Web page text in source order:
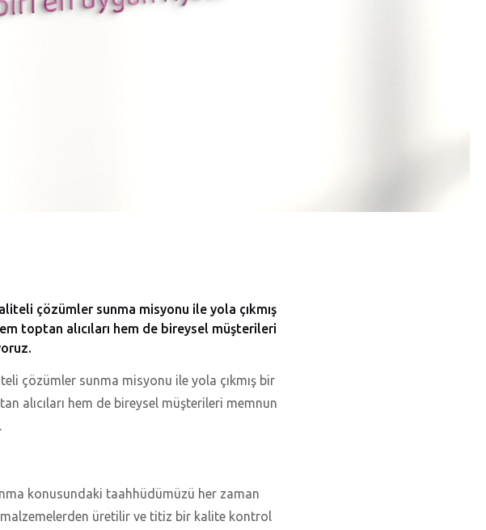
çözümler sunma misyonu ile yola çıkmış
toptan alıcıları hem de bireysel müşterileri
çözümler sunma misyonu ile yola çıkmış bir
alıcıları hem de bireysel müşterileri memnun
konusundaki taahhüdümüzü her zaman
üretilir ve titiz bir kalite kontrol